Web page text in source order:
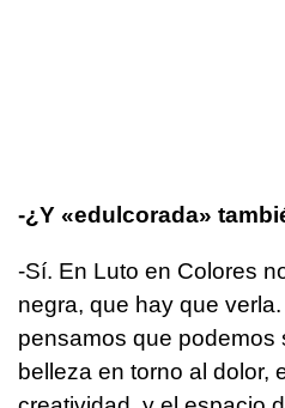
-¿Y «edulcorada»
-Sí. En Luto en Colores
negra, que hay que
pensamos que podemos
belleza en torno al dolor,